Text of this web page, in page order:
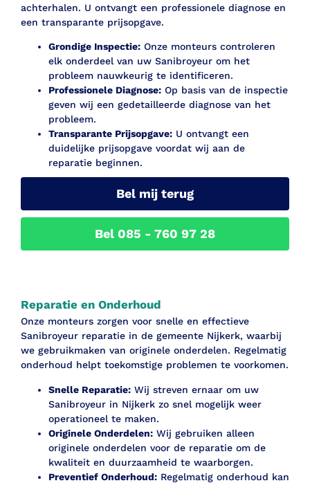
achterhalen. U ontvangt een professionele diagnose en
een transparante prijsopgave.
Grondige Inspectie: Onze monteurs controleren
elk onderdeel van uw Sanibroyeur om het
probleem nauwkeurig te identificeren.
Professionele Diagnose: Op basis van de inspectie
geven wij een gedetailleerde diagnose van het
probleem.
Transparante Prijsopgave: U ontvangt een
duidelijke prijsopgave voordat wij aan de
reparatie beginnen.
Bel mij terug
Bel 085 - 760 97 28
Reparatie en Onderhoud
Onze monteurs zorgen voor snelle en effectieve
Sanibroyeur reparatie in de gemeente Nijkerk, waarbij
we gebruikmaken van originele onderdelen. Regelmatig
onderhoud helpt toekomstige problemen te voorkomen.
Snelle Reparatie: Wij streven ernaar om uw
Sanibroyeur in Nijkerk zo snel mogelijk weer
operationeel te maken.
Originele Onderdelen: Wij gebruiken alleen
originele onderdelen voor de reparatie om de
kwaliteit en duurzaamheid te waarborgen.
Preventief Onderhoud: Regelmatig onderhoud kan